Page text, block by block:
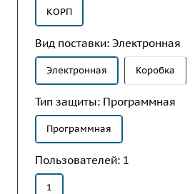
сложной организационной
сложным документооборотом.
КОРП
Вид поставки: Электронная
Электронная Коробка
Тип защиты: Программная
Программная
Пользователей: 1
1